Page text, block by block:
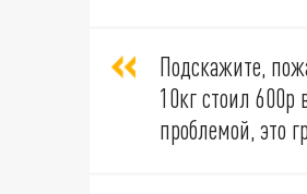
Подскажите,
10кг стоил 600р
проблемой, это